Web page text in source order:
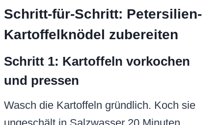
Schritt-für-Schritt: Petersilien-
Kartoffelknödel zubereiten
Schritt 1: Kartoffeln vorkochen
und pressen
Wasch die Kartoffeln gründlich. Koch sie